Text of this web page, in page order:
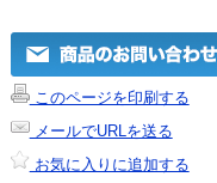
このページを印刷する
メールでURLを送る
お気に入りに追加する